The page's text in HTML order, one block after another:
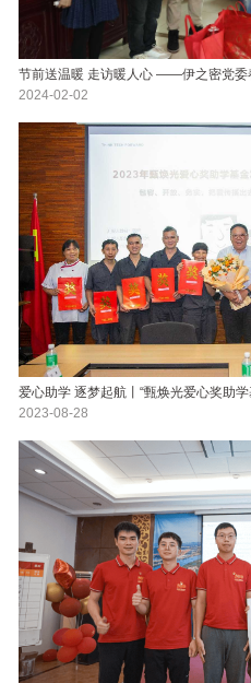
节前送温暖 走访暖人心 ——伊之密党委
2024-02-02
爱心助学 逐梦起航丨“甄焕光爱心奖助
2023-08-28